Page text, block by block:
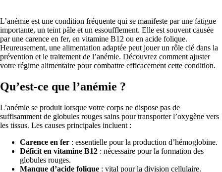
L’anémie est une condition fréquente qui se manifeste par une fatigue
importante, un teint pâle et un essoufflement. Elle est souvent causée
par une carence en fer, en vitamine B12 ou en acide folique.
Heureusement, une alimentation adaptée peut jouer un rôle clé dans la
prévention et le traitement de l’anémie. Découvrez comment ajuster
votre régime alimentaire pour combattre efficacement cette condition.
Qu’est-ce que l’anémie ?
L’anémie se produit lorsque votre corps ne dispose pas de
suffisamment de globules rouges sains pour transporter l’oxygène vers
les tissus. Les causes principales incluent :
Carence en fer : essentielle pour la production d’hémoglobine.
Déficit en vitamine B12 : nécessaire pour la formation des
globules rouges.
Manque d’acide folique : vital pour la division cellulaire.